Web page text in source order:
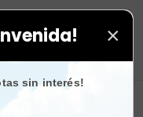
×
sin interés!
gratis + 🎁